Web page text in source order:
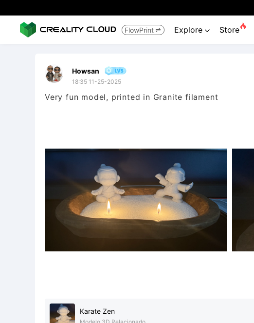
FlowPrint  Explore  Store
Howsan
18:35 11-25-2025
Very fun model, printed in Granite filament
Karate Zen